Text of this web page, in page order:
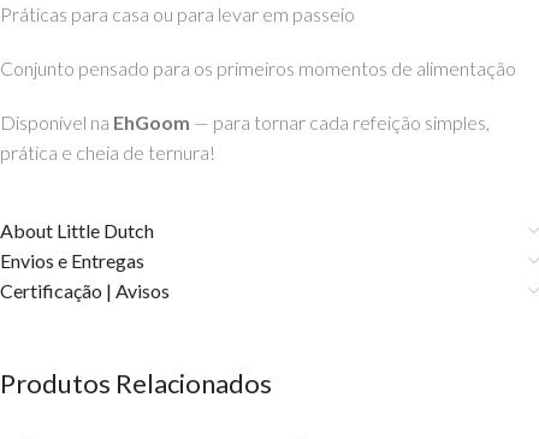
Práticas para casa ou para levar em passeio
Conjunto pensado para os primeiros momentos de alimentação
Disponível na EhGoom — para tornar cada refeição simples,
prática e cheia de ternura!
About Little Dutch
Envios e Entregas
Certificação | Avisos
Produtos Relacionados